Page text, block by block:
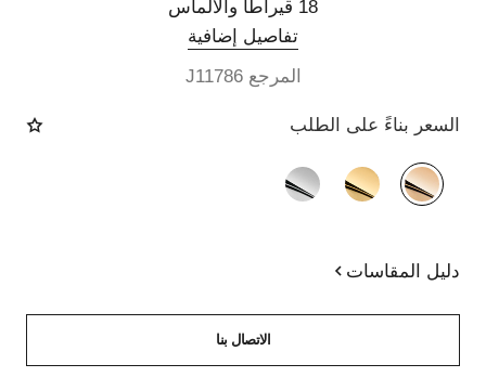
18 قيراطاً والألماس
تفاصيل إضافية
المرجع J11786
السعر بناءً على الطلب
الصيغة البديلة(3)
دليل المقاسات
الاتصال بنا